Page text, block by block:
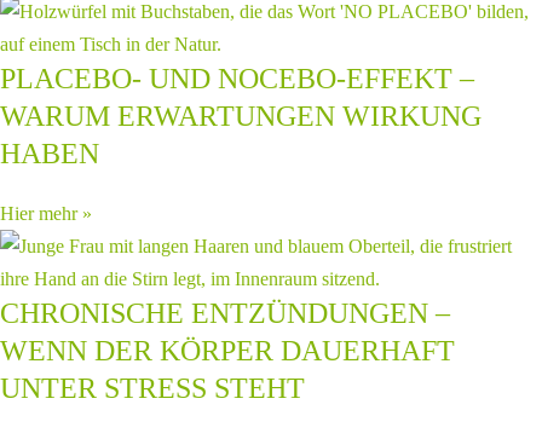
PLACEBO- UND NOCEBO-EFFEKT –
WARUM ERWARTUNGEN WIRKUNG
HABEN
Hier mehr »
CHRONISCHE ENTZÜNDUNGEN –
WENN DER KÖRPER DAUERHAFT
UNTER STRESS STEHT